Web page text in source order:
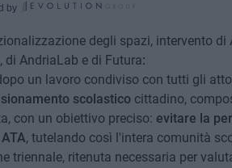
by
degli spazi, intervento di
di AndriaLab e di Futura:
un lavoro condiviso con tutti gli
scolasticocittadino,
con un obiettivo preciso: evitare la
, tutelando così l'intera comunità
triennale, ritenuta necessaria per